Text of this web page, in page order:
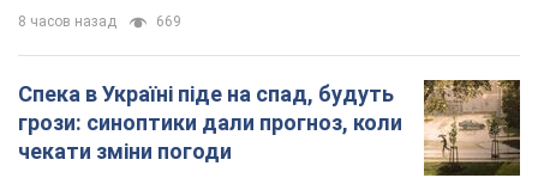
8 часов назад 669
Спека в Україні піде на спад, будуть
грози: синоптики дали прогноз, коли
чекати зміни погоди